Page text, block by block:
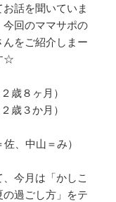
お話を聞いていま
今回のママサポの
んをご紹介しまー
☆
歳８ヶ月）
歳３か月）
、中山＝み）
、今月は「かしこ
の過ごし方」をテ